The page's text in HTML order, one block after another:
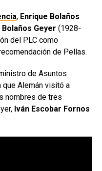
, Enrique Bolaños
Bolaños Geyer (1928-
del PLC como
de Pellas.
de Asuntos
Alemán visitó a
nombres de tres
Iván Escobar Fornos